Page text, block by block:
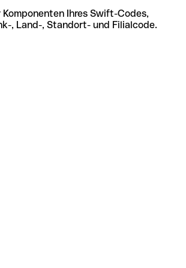
Ihres Swift-Codes,
, Land-, Standort- und Filialcode.